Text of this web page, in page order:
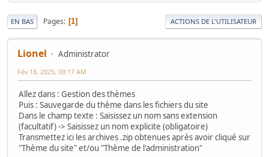
EN BAS Pages 1 ACTIONS DE L'UTILISATEUR
Lionel Administrator
Fév 18, 2025, 09:17 AM
Allez dans : Gestion des thèmes
Puis : Sauvegarde du thème dans les fichiers du site
Dans le champ texte : Saisissez un nom sans extension
(facultatif) -> Saisissez un nom explicite (obligatoire)
Transmettez ici les archives .zip obtenues après avoir cliqué sur
"Thème du site" et/ou "Thème de l'administration"